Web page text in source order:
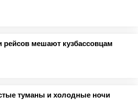
рейсов мешают кузбассовцам
туманы и холодные ночи